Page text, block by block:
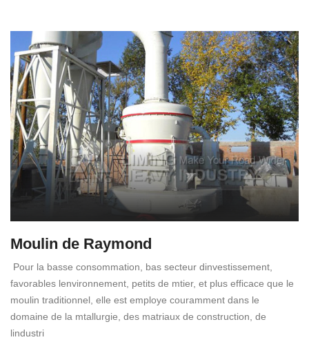
Moulin de Raymond
Pour la basse consommation, bas secteur dinvestissement,
favorables lenvironnement, petits de mtier, et plus efficace que le
moulin traditionnel, elle est employe couramment dans le
domaine de la mtallurgie, des matriaux de construction, de
lindustri